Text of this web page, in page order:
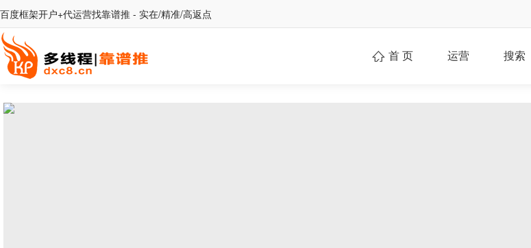
百度框架开户+代运营找靠谱推 - 实在/精准/高返点
 首 页 运营 搜索